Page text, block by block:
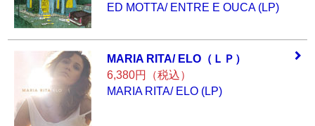
ED MOTTA/ ENTRE E OUCA (LP)
MARIA RITA/ ELO（ ＬＰ）
6,380円（税込）
MARIA RITA/ ELO (LP)